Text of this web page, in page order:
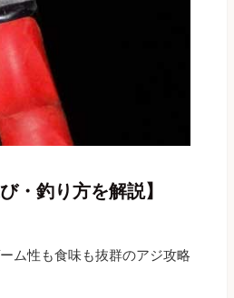
・釣り方を解説】
ム性も食味も抜群のアジ攻略